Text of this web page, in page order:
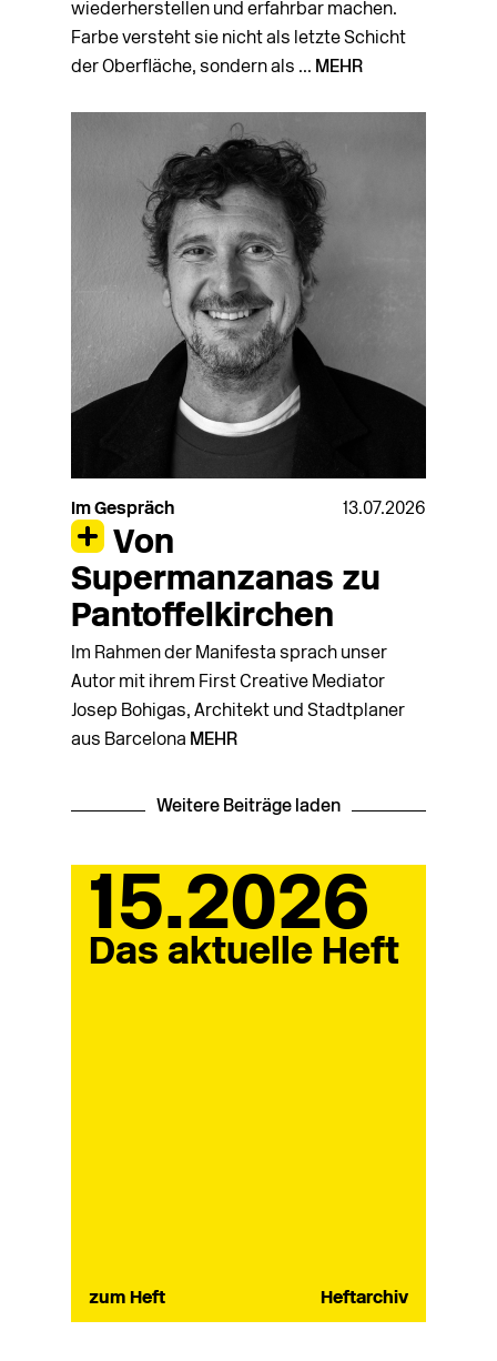
wiederherstellen und erfahrbar machen.
Farbe versteht sie nicht als letzte Schicht
der Oberfläche, sondern als ... MEHR
Im Gespräch 13.07.2026
Von
Supermanzanas zu
Pantoffelkirchen
Im Rahmen der Manifesta sprach unser
Autor mit ihrem First Creative Mediator
Josep Bohigas, Architekt und Stadtplaner
aus Barcelona MEHR
Weitere Beiträge laden
15.2026
Das aktuelle Heft
zum Heft Heftarchiv